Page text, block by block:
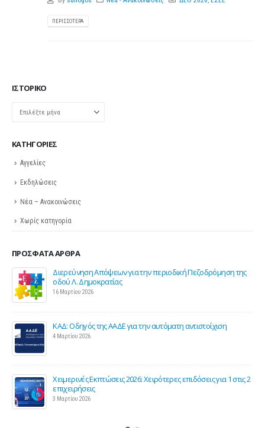
ΠΕΡΙΣΣΌΤΕΡΑ
ΙΣΤΟΡΙΚΌ
Ιστορικό
KΑΤΗΓΟΡΊΕΣ
Αγγελίες
Εκδηλώσεις
Νέα – Ανακοινώσεις
Χωρίς κατηγορία
ΠΡΌΣΦΑΤΑ ΆΡΘΡΑ
Διερεύνηση Απόψεων για την περιοδική Πεζοδρόμηση της
οδού Λ. Δημοκρατίας
16 Μαρτίου 2026
ΚΑΔ: Οδηγός της ΑΑΔΕ για την αυτόματη αντιστοίχιση
4 Μαρτίου 2026
Χειμερινές Εκπτώσεις 2026: Χειρότερες επιδόσεις για 1 στις 2
επιχειρήσεις
3 Μαρτίου 2026